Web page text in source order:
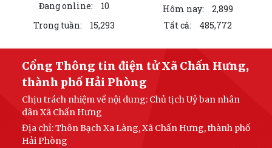
Đang online: 10 Hôm nay:
2,899
Trong tuần:
15,293 Tất cả: 485,772
Cổng Thông tin điện tử Xã Chấn Hưng,
thành phố Hải Phòng
Chịu trách nhiệm về nội dung: Chủ tịch Uỷ ban nhân
dân Xã Chấn Hưng
Địa chỉ: Thôn Bạch Xa Làng, Xã Chấn Hưng, thành phố
Hải Phòng